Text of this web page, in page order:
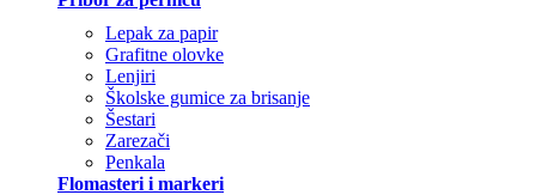
Lepak za papir
Grafitne olovke
Lenjiri
Školske gumice za brisanje
Šestari
Zarezači
Penkala
Flomasteri i markeri